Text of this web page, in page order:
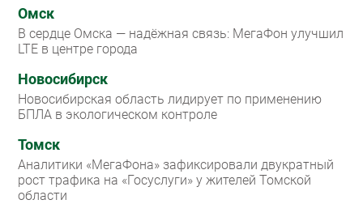
Тестовый стенд
Каталог компаний
Омск
В сердце Омска — надёжная связь: МегаФон улучшил
LTE в центре города
Новосибирск
Новосибирская область лидирует по применению
БПЛА в экологическом контроле
Томск
Аналитики «МегаФона» зафиксировали двукратный
рост трафика на «Госуслуги» у жителей Томской
области